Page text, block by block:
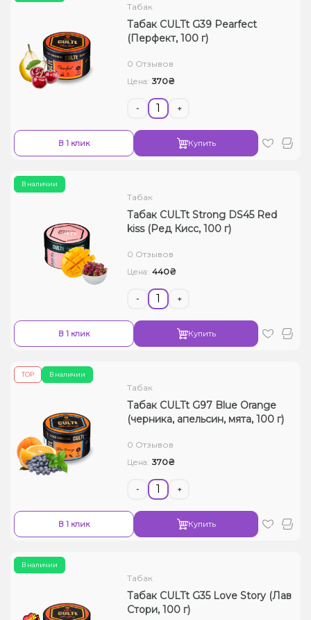
Табак
Табак CULTt G39 Pearfect
(Перфект, 100 г)
0 Отзывов
Цена: 370₴
- +
В 1 клик Купить
В наличии
Табак
Табак CULTt Strong DS45 Red
kiss (Ред Кисс, 100 г)
0 Отзывов
Цена: 440₴
- +
В 1 клик Купить
В наличии
ТОР
Табак
Табак CULTt G97 Blue Orange
(черника, апельсин, мята, 100 г)
0 Отзывов
Цена: 370₴
- +
В 1 клик Купить
В наличии
Табак
Табак CULTt G35 Love Story (Лав
Стори, 100 г)